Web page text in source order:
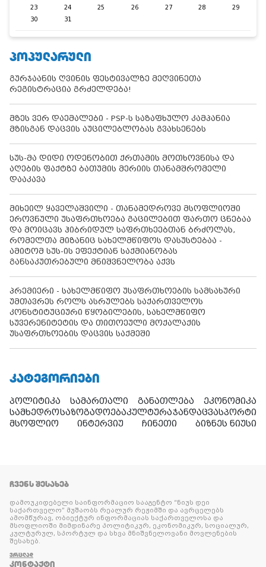
23
24 25 26 27 28
29
30
31
ᲞᲝᲞᲣᲚᲐᲠᲣᲚᲘ
გურჯაანის ღვინის ფესტივალზე მეღვინეთა
რეგისტრაცია გრძელდება!
მზეს ვერ დაემალები - PSP-ს საზაფხულო კამპანია
მზისგან დაცვის აუცილებლობას გვახსენებს
სუს-მა დიდი ოდენობით ქრთამის მოთხოვნისა და
აღების ფაქტზე ბათუმის მერიის თანამშრომელი
დააკავა
მიხეილ ყაველაშვილი - თანამედროვე მსოფლიოში
ეროვნული უსაფრთხოება გაცილებით ფართო ცნებაა
და მოიცავს ჰიბრიდულ საფრთხეებთან ბრძოლას,
რომელთა მიზანიც სახელმწიფოს დასუსტებაა -
ამიტომ სუს-ის ეფექტიან საქმიანობას
განსაკუთრებული მნიშვნელობა აქვს
პრემიერი - სახელმწიფო უსაფრთხოების სამსახური
უმთავრეს როლს ასრულებს საქართველოს
კონსტიტუციური წყობილების, სახელმწიფო
სუვერენიტეტის და თითოეული მოქალაქის
უსაფრთხოების დაცვის საქმეში
ᲙᲐᲢᲔᲒᲝᲠᲘᲔᲑᲘ
პოლიტიკა სამართალი განათლება
ეკონომიკა
სამხედროსაზოგადოებაკულტურაჯანდაცვასპორტი
მსოფლიო
ინტერვიუ ჩინეთი ბიზნეს ნიუსი
ᲩᲕᲔᲜᲡ ᲨᲔᲡᲐᲮᲔᲑ
დამოუკიდებელი საინფორმაციო სააგენტო “ნიუს დეი
საქართველო” მუშაობს რეალურ რეჟიმში და ავრცელებს
ამომწურავ, ობიექტურ ინფორმაციას საქართველოსა და
მსოფლიოში მიმდინარე პოლიტიკურ, ეკონომიკურ, სოციალურ,
კულტურულ, სპორტულ და სხვა მნიშვნელოვანი მოვლენების
შესახებ.
ᲕᲠᲪᲚᲐᲓ
ᲙᲝᲜᲢᲐᲥᲢᲘ